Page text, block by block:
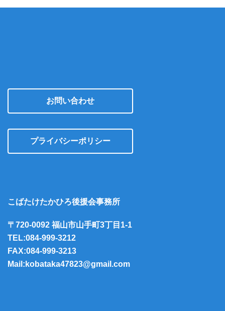
お問い合わせ
プライバシーポリシー
こばたけたかひろ後援会事務所
〒720-0092 福山市山手町3丁目1-1
TEL:084-999-3212
FAX:084-999-3213
Mail:kobataka47823@gmail.com